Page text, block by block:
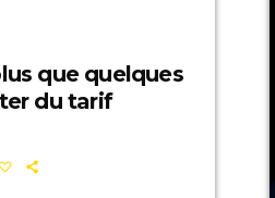
que quelques
du tarif